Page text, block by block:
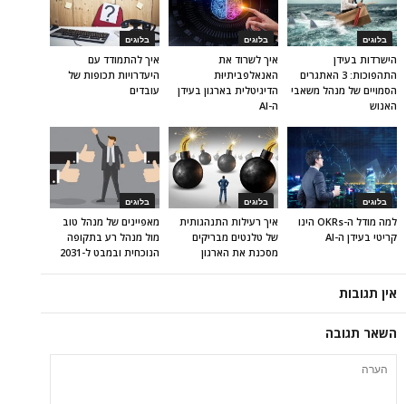
בלוגים
איך להתמודד עם
היעדרויות תכופות של
עובדים
בלוגים
איך לשרוד את
האנאלפביתיוּת
הדיגיטלית בארגון בעידן
ה-AI
בלוגים
הישרדות בעידן
התהפוכות: 3 האתגרים
הסמויים של מנהל משאבי
האנוש
בלוגים
מאפיינים של מנהל טוב
מול מנהל רע בתקופה
הנוכחית ובמבט ל-2031
בלוגים
איך רעילות התנהגותית
של טלנטים מבריקים
מסכנת את הארגון
בלוגים
למה מודל ה-OKRs הינו
קריטי בעידן ה-AI
אין תגובות
השאר תגובה